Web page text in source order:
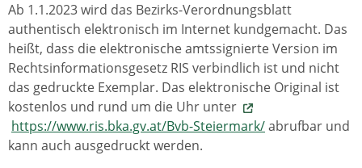
Ab 1.1.2023 wird das Bezirks-Verordnungsblatt
authentisch elektronisch im Internet kundgemacht. Das
heißt, dass die elektronische amtssignierte Version im
Rechtsinformationsgesetz RIS verbindlich ist und nicht
das gedruckte Exemplar. Das elektronische Original ist
kostenlos und rund um die Uhr unter
https://www.ris.bka.gv.at/Bvb-Steiermark/abrufbar und
kann auch ausgedruckt werden.